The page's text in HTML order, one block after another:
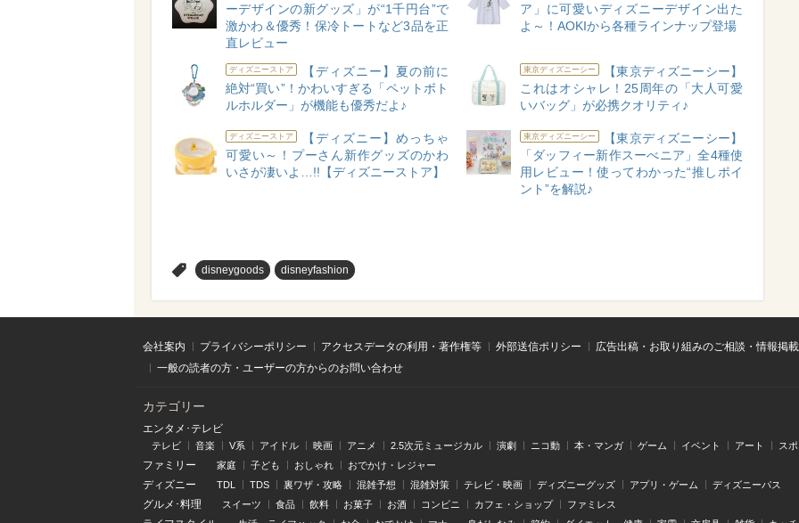
ーデザインの新グッズ」が“1千円台”で
激かわ＆優秀！保冷トートなど3品を正
直レビュー
ア」に可愛いディズニーデザイン出た
よ～！AOKIから各種ラインナップ登場
ディズニーストア
【ディズニー】夏の前に
絶対“買い”！かわいすぎる「ペットボト
ルホルダー」が機能も優秀だよ♪
東京ディズニーシー
【東京ディズニーシー】
これはオシャレ！25周年の「大人可愛
いバッグ」が必携クオリティ♪
ディズニーストア
【ディズニー】めっちゃ
可愛い～！プーさん新作グッズのかわ
いさが凄いよ…!!【ディズニーストア】
東京ディズニーシー
【東京ディズニーシー】
「ダッフィー新作スーべニア」全4種使
用レビュー！使ってわかった“推しポイ
ント”を解説♪
disneygoods disneyfashion
会社案内 プライバシーポリシー アクセスデータの利用・著作権等 外部送信ポリシー
広告出稿・お取り組みのご相談・情報掲
一般の読者の方・ユーザーの方からのお問い合わせ
カテゴリー
エンタメ･テレビ
テレビ 音楽 V系 アイドル 映画 アニメ 2.5次元ミュージカル 演劇 ニコ動 本・マンガ ゲーム イベント アート ス
ファミリー 家庭 子ども おしゃれ おでかけ・レジャー
ディズニー TDL TDS 裏ワザ・攻略 混雑予想 混雑対策 テレビ・映画 ディズニーグッズ アプリ・ゲーム ディズニーパス
グルメ･料理 スイーツ 食品 飲料 お菓子 お酒 コンビニ カフェ・ショップ ファミレス